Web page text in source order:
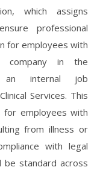
which assigns
professional
for employees with
company in the
an internal job
Services. This
for employees with
from illness or
with legal
standard across